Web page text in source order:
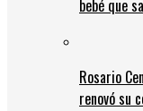
bebé que
Rosario
renovó su